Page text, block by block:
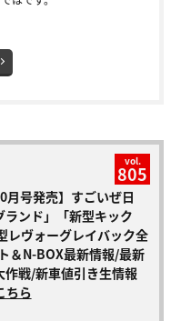
vol.
805
月号発売】すごいぜ日
ランド」「新型キック
レヴォーグレイバック全
＆N-BOX最新情報/最新
作戦/新車値引き生情報
ちら